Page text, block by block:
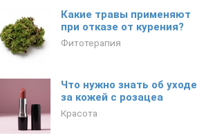
Какие травы применяют
при отказе от курения?
Фитотерапия
Что нужно знать об уходе
за кожей с розацеа
Красота